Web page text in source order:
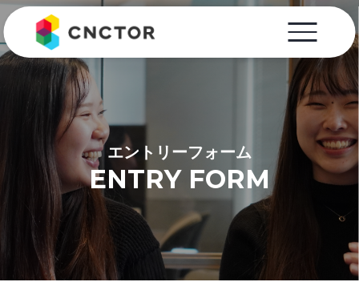
エントリーフォーム
ENTRY FORM